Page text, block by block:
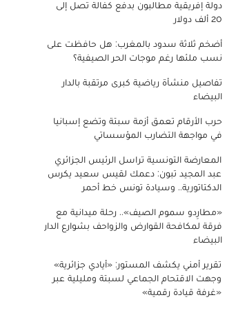
دولة إفريقية مطالبون بدفع كفالة تصل إلى
20 ألف دولار
أضخم ثلاثة سدود بالمغرب: هل حافظت على
نسب ملئها رغم موجات الحر الصيفية؟
تفاصيل منشأة رياضية كبرى مرتقبة بالدار
البيضاء
حرب الأرقام تعمق أزمة سبتة وتضع إسبانيا
في مواجهة التضارب المؤسساتي
المعارضة التونسية تراسل الرئيس الجزائري
عبد المجيد تبون: دعمك لقيس سعيد يكرس
الدكتاتورية.. وسيادة تونس خط أحمر
«مطارِدو سموم الصيف».. رحلة ميدانية مع
فرقة لمكافحة القوارض والزواحف بشوارع الدار
البيضاء
تقرير أمني يكشف المستور: «أيادي جزائرية»
وجهت الاقتحام الجماعي لسبتة ومليلية عبر
«غرفة قيادة رقمية»